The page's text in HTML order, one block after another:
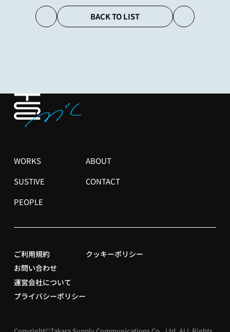
BACK TO LIST
メ
ン
ビ
ー
ョ
ン
WORKS
SUSTIVE
PEOPLE
ABOUT
CONTACT
フ
ッ
タ
ー
サ
ご利用規約
お問い合わせ
運営会社について
プライバシーポリシー
クッキーポリシー